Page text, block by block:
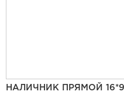
НАЛИЧНИК ПРЯМОЙ